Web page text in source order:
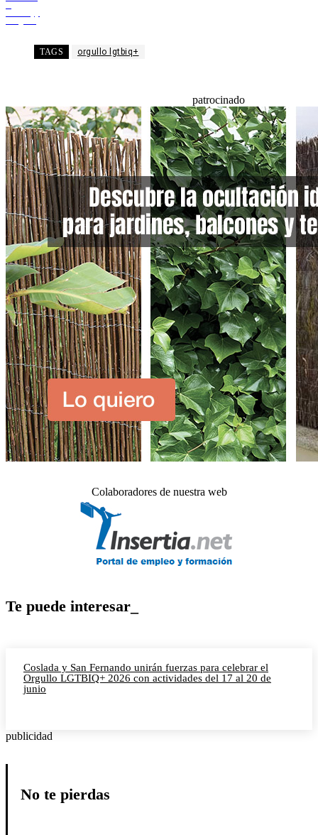
TAGS orgullo lgtbiq+
patrocinado
Colaboradores de nuestra web
Te puede interesar_
Coslada y San Fernando unirán fuerzas para celebrar el
Orgullo LGTBIQ+ 2026 con actividades del 17 al 20 de
junio
publicidad
No te pierdas